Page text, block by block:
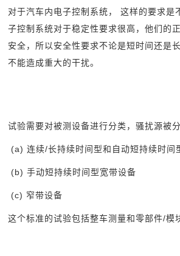
对于汽车内电子控制系统， 这样的要求是
子控制系统对于稳定性要求很高，他们的
安全，所以安全性要求不论是短时间还是
不能造成重大的干扰。
试验需要对被测设备进行分类，骚扰源被
(a)连续/长持续时间型和自动短持续时间
(b)手动短持续时间型宽带设备
(c) 窄带设备
这个标准的试验包括整车测量和零部件/模